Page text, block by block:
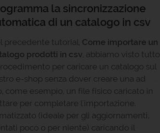
la sincronizzazione
di un catalogo in csv
precedente tutorial, Come importare un
prodotti in csv, abbiamo visto tutto
per caricare un catalogo sul
e-shop senza dover creare una ad
come esempio, un file fisico caricato in
per completare l'importazione.
(ideale per gli aggiornamenti,
poco o per niente) caricando il